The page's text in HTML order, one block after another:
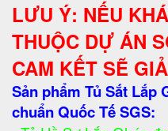
LƯU Ý: NẾU
THUỘC DỰ ÁN
CAM KẾT SẼ
Sản phẩm Tủ Sắt Lắp
chuẩn Quốc Tế SGS: